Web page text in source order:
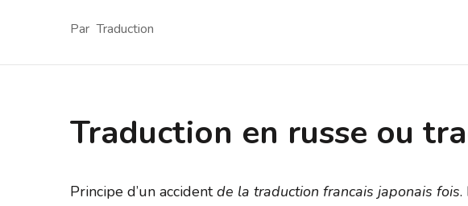
Par Traduction
Traduction en russe ou
Principe d’un accidentde la traduction francais japonais fois.